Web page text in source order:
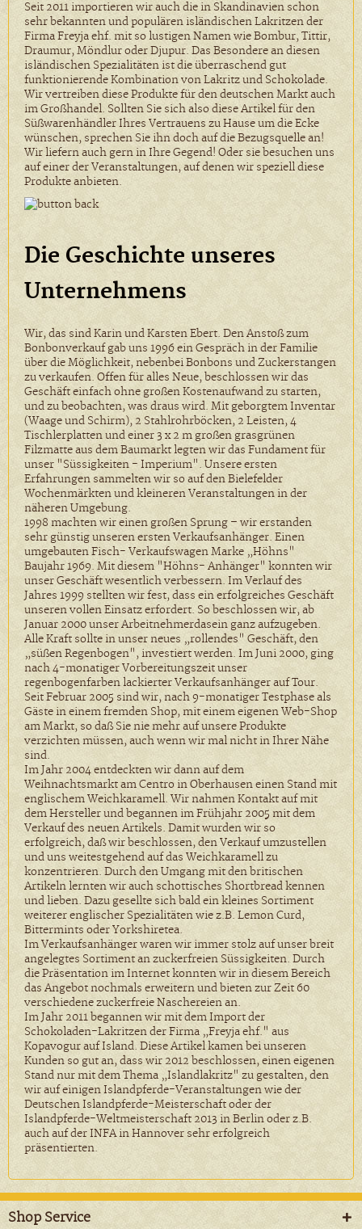
Seit 2011 importieren wir auch die in Skandinavien schon
sehr bekannten und populären isländischen Lakritzen der
Firma Freyja ehf. mit so lustigen Namen wie Bombur, Tittir,
Draumur, Möndlur oder Djupur. Das Besondere an diesen
isländischen Spezialitäten ist die überraschend gut
funktionierende Kombination von Lakritz und Schokolade.
Wir vertreiben diese Produkte für den deutschen Markt auch
im Großhandel. Sollten Sie sich also diese Artikel für den
Süßwarenhändler Ihres Vertrauens zu Hause um die Ecke
wünschen, sprechen Sie ihn doch auf die Bezugsquelle an!
Wir liefern auch gern in Ihre Gegend! Oder sie besuchen uns
auf einer der Veranstaltungen, auf denen wir speziell diese
Produkte anbieten.
Die Geschichte unseres
Unternehmens
Wir, das sind Karin und Karsten Ebert. Den Anstoß zum
Bonbonverkauf gab uns 1996 ein Gespräch in der Familie
über die Möglichkeit, nebenbei Bonbons und Zuckerstangen
zu verkaufen. Offen für alles Neue, beschlossen wir das
Geschäft einfach ohne großen Kostenaufwand zu starten,
und zu beobachten, was draus wird. Mit geborgtem Inventar
(Waage und Schirm), 2 Stahlrohrböcken, 2 Leisten, 4
Tischlerplatten und einer 3 x 2 m großen grasgrünen
Filzmatte aus dem Baumarkt legten wir das Fundament für
unser "Süssigkeiten - Imperium". Unsere ersten
Erfahrungen sammelten wir so auf den Bielefelder
Wochenmärkten und kleineren Veranstaltungen in der
näheren Umgebung.
1998 machten wir einen großen Sprung – wir erstanden
sehr günstig unseren ersten Verkaufsanhänger. Einen
umgebauten Fisch- Verkaufswagen Marke „Höhns"
Baujahr 1969. Mit diesem "Höhns- Anhänger" konnten wir
unser Geschäft wesentlich verbessern. Im Verlauf des
Jahres 1999 stellten wir fest, dass ein erfolgreiches Geschäft
unseren vollen Einsatz erfordert. So beschlossen wir, ab
Januar 2000 unser Arbeitnehmerdasein ganz aufzugeben.
Alle Kraft sollte in unser neues „rollendes" Geschäft, den
„süßen Regenbogen", investiert werden. Im Juni 2000, ging
nach 4-monatiger Vorbereitungszeit unser
regenbogenfarben lackierter Verkaufsanhänger auf Tour.
Seit Februar 2005 sind wir, nach 9-monatiger Testphase als
Gäste in einem fremden Shop, mit einem eigenen Web-Shop
am Markt, so daß Sie nie mehr auf unsere Produkte
verzichten müssen, auch wenn wir mal nicht in Ihrer Nähe
sind.
Im Jahr 2004 entdeckten wir dann auf dem
Weihnachtsmarkt am Centro in Oberhausen einen Stand mit
englischem Weichkaramell. Wir nahmen Kontakt auf mit
dem Hersteller und begannen im Frühjahr 2005 mit dem
Verkauf des neuen Artikels. Damit wurden wir so
erfolgreich, daß wir beschlossen, den Verkauf umzustellen
und uns weitestgehend auf das Weichkaramell zu
konzentrieren. Durch den Umgang mit den britischen
Artikeln lernten wir auch schottisches Shortbread kennen
und lieben. Dazu gesellte sich bald ein kleines Sortiment
weiterer englischer Spezialitäten wie z.B. Lemon Curd,
Bittermints oder Yorkshiretea.
Im Verkaufsanhänger waren wir immer stolz auf unser breit
angelegtes Sortiment an zuckerfreien Süssigkeiten. Durch
die Präsentation im Internet konnten wir in diesem Bereich
das Angebot nochmals erweitern und bieten zur Zeit 60
verschiedene zuckerfreie Naschereien an.
Im Jahr 2011 begannen wir mit dem Import der
Schokoladen-Lakritzen der Firma „Freyja ehf." aus
Kopavogur auf Island. Diese Artikel kamen bei unseren
Kunden so gut an, dass wir 2012 beschlossen, einen eigenen
Stand nur mit dem Thema „Islandlakritz" zu gestalten, den
wir auf einigen Islandpferde-Veranstaltungen wie der
Deutschen Islandpferde-Meisterschaft oder der
Islandpferde-Weltmeisterschaft 2013 in Berlin oder z.B.
auch auf der INFA in Hannover sehr erfolgreich
präsentierten.
Shop Service